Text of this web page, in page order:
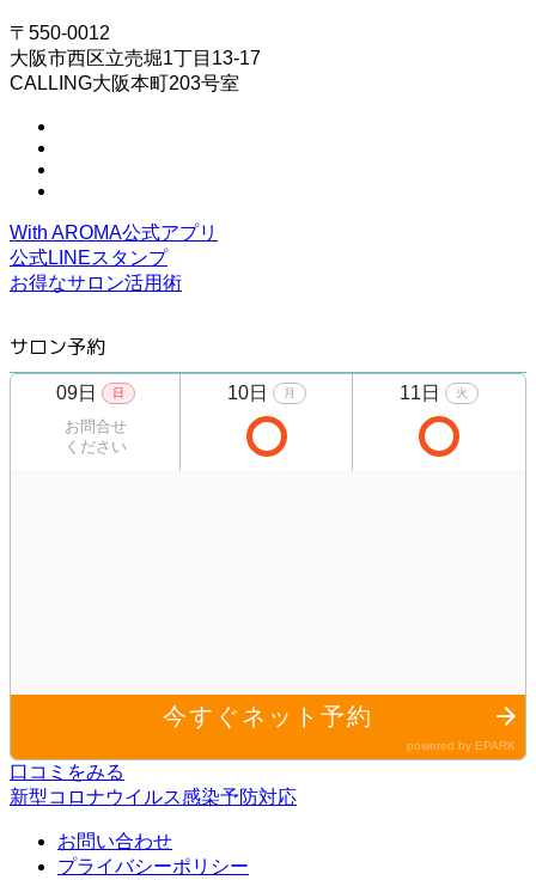
〒550-0012
大阪市西区立売堀1丁目13-17
CALLING大阪本町203号室
With AROMA公式アプリ
公式LINEスタンプ
お得なサロン活用術
サロン予約
口コミをみる
新型コロナウイルス感染予防対応
お問い合わせ
プライバシーポリシー